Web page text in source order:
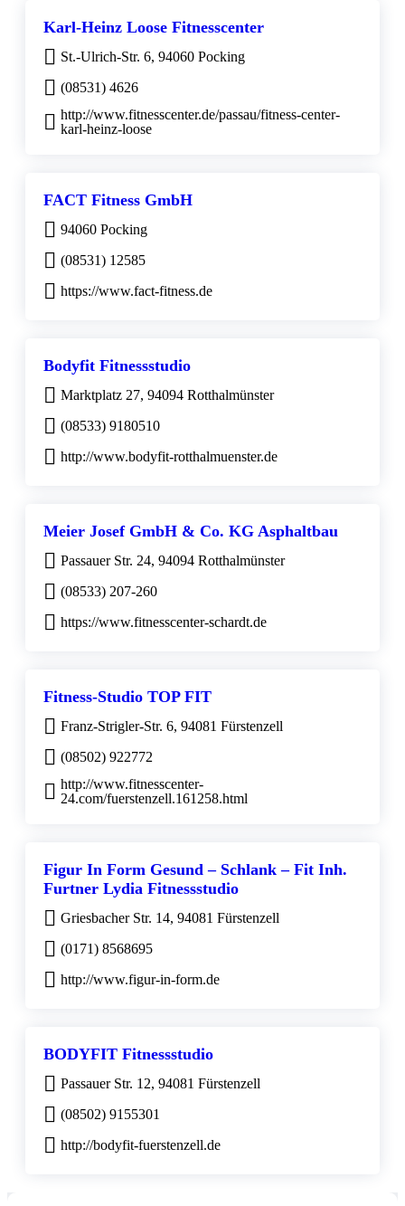
Karl-Heinz Loose Fitnesscenter
St.-Ulrich-Str. 6, 94060 Pocking
(08531) 4626
http://www.fitnesscenter.de/passau/fitness-center-
karl-heinz-loose
FACT Fitness GmbH
94060 Pocking
(08531) 12585
https://www.fact-fitness.de
Bodyfit Fitnessstudio
Marktplatz 27, 94094 Rotthalmünster
(08533) 9180510
http://www.bodyfit-rotthalmuenster.de
Meier Josef GmbH & Co. KG Asphaltbau
Passauer Str. 24, 94094 Rotthalmünster
(08533) 207-260
https://www.fitnesscenter-schardt.de
Fitness-Studio TOP FIT
Franz-Strigler-Str. 6, 94081 Fürstenzell
(08502) 922772
http://www.fitnesscenter-
24.com/fuerstenzell.161258.html
Figur In Form Gesund – Schlank – Fit Inh.
Furtner Lydia Fitnessstudio
Griesbacher Str. 14, 94081 Fürstenzell
(0171) 8568695
http://www.figur-in-form.de
BODYFIT Fitnessstudio
Passauer Str. 12, 94081 Fürstenzell
(08502) 9155301
http://bodyfit-fuerstenzell.de